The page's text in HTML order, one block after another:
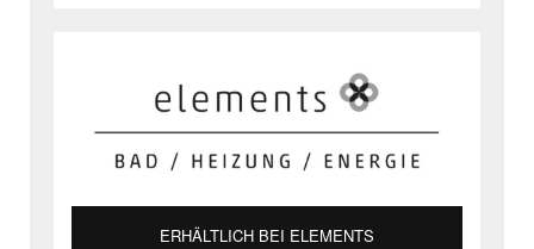
ERHÄLTLICH BEI ELEMENTS